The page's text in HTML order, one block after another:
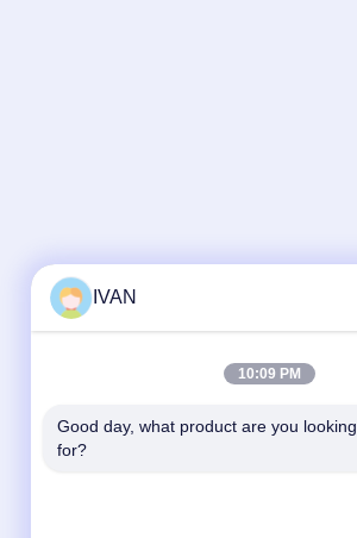
IVAN
10:09 PM
Good day, what product are you looking
for?